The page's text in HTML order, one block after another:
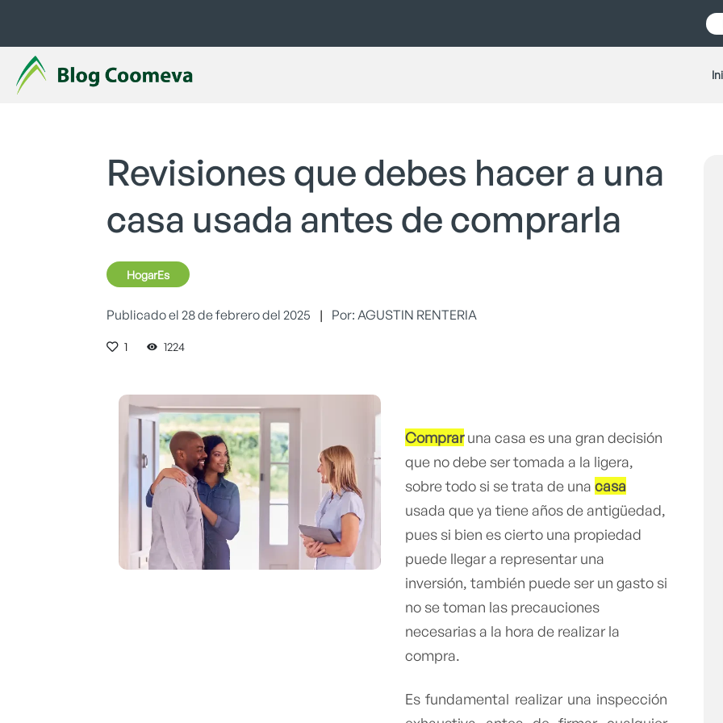
Revisiones que debes hacer a una
casa usada antes de comprarla
HogarEs
Publicado el 28 de febrero del 2025 | Por: AGUSTIN RENTERIA
1 1224
Compraruna casa es una gran decisión
que no debe ser tomada a la ligera,
sobre todo si se trata de una casa
usada que ya tiene años de antigüedad,
pues si bien es cierto una propiedad
puede llegar a representar una
inversión, también puede ser un gasto si
no se toman las precauciones
necesarias a la hora de realizar la
compra.
Es fundamental realizar una inspección